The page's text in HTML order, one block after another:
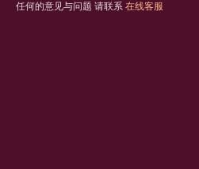
任何的意见与问题 请联系 在线客服